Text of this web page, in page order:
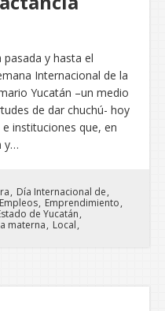
y hasta el
Internacional de la
Yucatán –un medio
de dar chuchú- hoy
instituciones que, en
y…
Día Internacional de
Empleos Emprendimiento
de Yucatán
materna
Local